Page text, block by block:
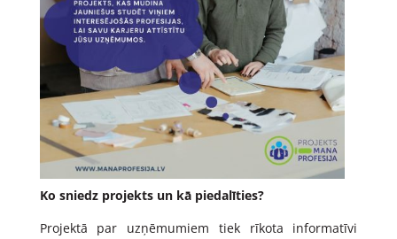
Ko sniedz projekts un kā piedalīties?
Projektā par uzņēmumiem tiek rīkota informatīvi